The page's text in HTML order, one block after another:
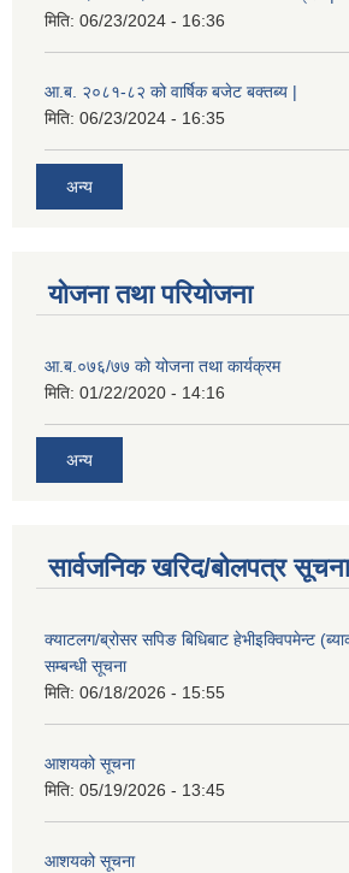
मिति: 06/23/2024 - 16:36
आ.ब. २०८१-८२ को वार्षिक बजेट बक्तब्य |
मिति: 06/23/2024 - 16:35
अन्य
योजना तथा परियोजना
आ.ब.०७६/७७ को योजना तथा कार्यक्रम
मिति: 01/22/2020 - 14:16
अन्य
सार्वजनिक खरिद/बोलपत्र सूचना
क्याटलग/ब्रोसर सपिङ बिधिबाट हेभीइक्विपमेन्ट
सम्बन्धी सूचना
मिति: 06/18/2026 - 15:55
आशयको सूचना
मिति: 05/19/2026 - 13:45
आशयको सूचना